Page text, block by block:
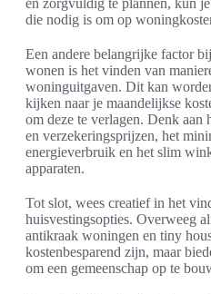
en zorgvuldig te plannen, kun
die nodig is om op
Een andere belangrijke factor
wonen is het vinden van
woninguitgaven. Dit kan
kijken naar je maandelijkse
om deze te verlagen. Denk aan
en verzekeringsprijzen, het
energieverbruik en het slim
apparaten.
Tot slot, wees creatief in het
huisvestingsopties. Overweeg
antikraak woningen en tiny
kostenbesparend zijn, maar
om een gemeenschap op te